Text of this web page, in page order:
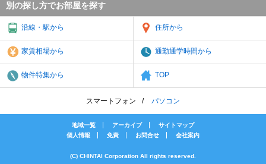
別の探し方でお部屋を探す
沿線・駅から 住所から
家賃相場から 通勤通学時間から
物件特集から TOP
スマートフォン パソコン
地域一覧 アーカイブ
サイトマップ
個人情報
免責 お問合せ 会社案内
(C) CHINTAI Corporation All rights reserved.